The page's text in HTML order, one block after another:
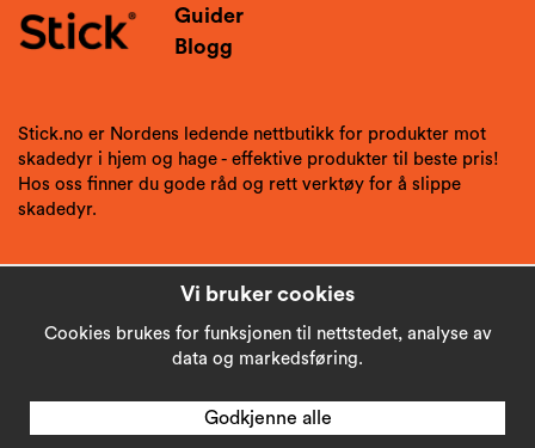
Guider
Blogg
Stick.no er Nordens ledende nettbutikk for produkter mot
skadedyr i hjem og hage - effektive produkter til beste pris!
Hos oss finner du gode råd og rett verktøy for å slippe
skadedyr.
Vi bruker cookies
Cookies brukes for funksjonen til nettstedet, analyse av
data og markedsføring.
Godkjenne alle